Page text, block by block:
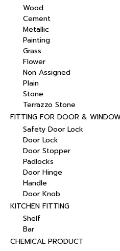
Wood
Cement
Metallic
Painting
Grass
Flower
Non Assigned
Plain
Stone
Terrazzo Stone
FITTING FOR DOOR &
Safety Door Lock
Door Lock
Door Stopper
Padlocks
Door Hinge
Handle
Door Knob
KITCHEN FITTING
Shelf
Bar
CHEMICAL PRODUCT